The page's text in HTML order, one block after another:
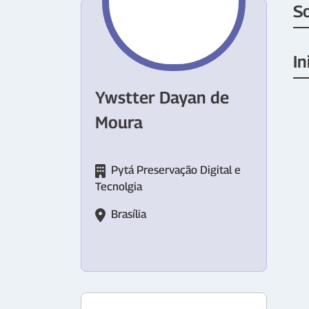
Ywstter Dayan de
Moura
Pytá Preservação Digital e
Tecnolgia
Brasília